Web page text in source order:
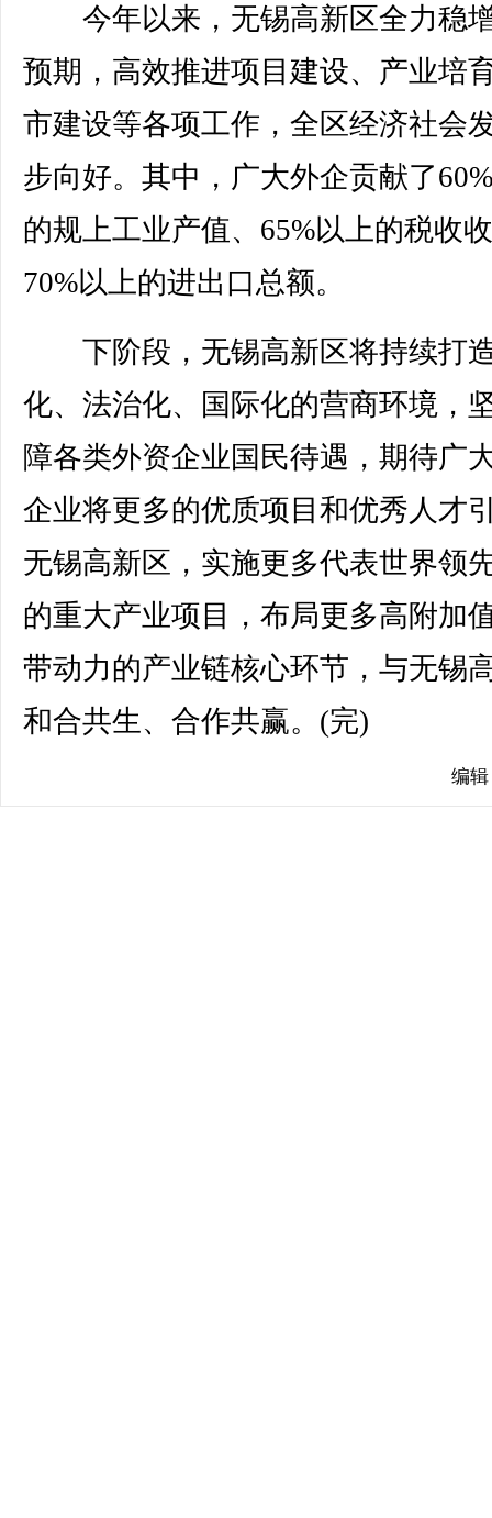
今年以来，无锡高新区全力稳
预期，高效推进项目建设、产业培
市建设等各项工作，全区经济社会
步向好。其中，广大外企贡献了
的规上工业产值、65%以上的税收
70%以上的进出口总额。
下阶段，无锡高新区将持续打
化、法治化、国际化的营商环境，
障各类外资企业国民待遇，期待广
企业将更多的优质项目和优秀人才
无锡高新区，实施更多代表世界领
的重大产业项目，布局更多高附加
带动力的产业链核心环节，与无锡
和合共生、合作共赢。(完)
编